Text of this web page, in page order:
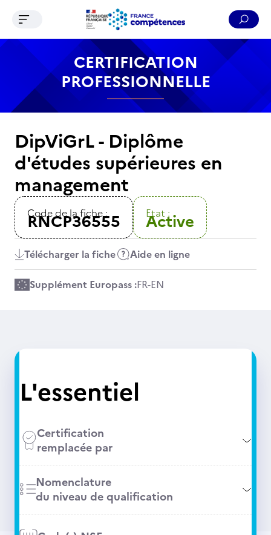
Contenu Recherche Menu Pied de page
Ouvrir le menu de navigation
CERTIFICATION
PROFESSIONNELLE
DipViGrL - Diplôme
d'études supérieures en
management
Code de la fiche :
RNCP36555 Etat :
Active
Télécharger la fiche Aide en ligne
Supplément Europass :FR-EN
L'essentiel
Certification
remplacée par
Nomenclature
du niveau de qualification